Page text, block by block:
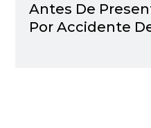
Antes De
Por Accidente